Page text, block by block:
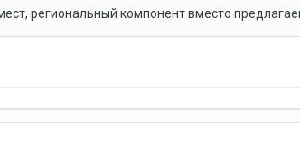
региональный компонент вместо